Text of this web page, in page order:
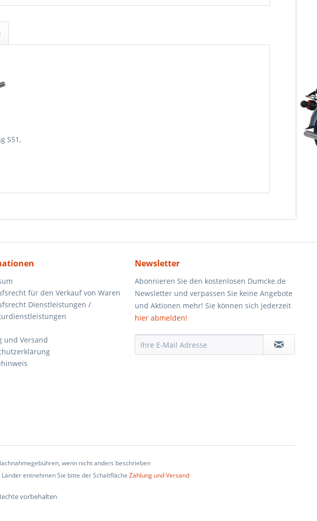
S51,
für den Verkauf von Waren
Dienstleistungen /
und Versand
Newsletter
Abonnieren Sie den kostenlosen Dumcke.de
Newsletter und verpassen Sie keine Angebote
und Aktionen mehr! Sie können sich jederzeit
hier abmelden!
wenn nicht anders beschrieben
entnehmen Sie bitte der Schaltfläche Zahlung und Versand
vorbehalten